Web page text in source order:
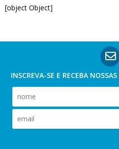
[object Object]
INSCREVA-SE E RECEBA NOSSAS